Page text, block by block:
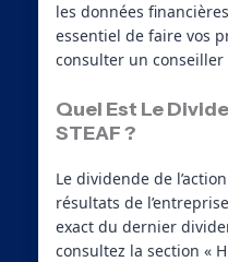
les données
essentiel de faire vos
consulter un conseiller
Quel Est Le
STEAF ?
Le dividende de
résultats de
exact du dernier
consultez la section «